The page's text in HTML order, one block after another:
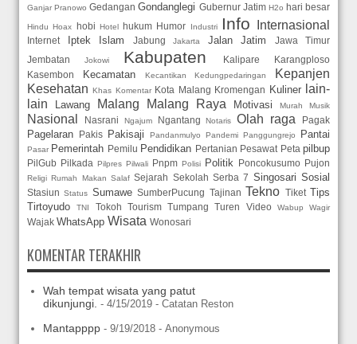
Ganjar Pranowo Gedangan Gondanglegi Gubernur Jatim H2o hari besar
Hindu Hoax hobi Hotel hukum Humor Industri Info Internasional
Internet Iptek Islam Jabung Jakarta Jalan Jatim
Jawa Timur
Jembatan
Jokowi Kabupaten Kalipare
Karangploso
Kasembon
Kecamatan Kecantikan Kedungpedaringan
Kepanjen
Kesehatan Khas Komentar Kota Malang Kromengan Kuliner
lain-
lain
Lawang Malang Malang Raya Motivasi Murah Musik
Nasional Nasrani Ngajum Ngantang Notaris Olah raga Pagak
Pagelaran Pakis Pakisaji Pandanmulyo Pandemi Panggungrejo Pantai
Pasar Pemerintah Pemilu Pendidikan Pertanian Pesawat Peta pilbup
PilGub Pilkada Pilpres Pilwali Pnpm Polisi Politik Poncokusumo Pujon
Religi Rumah Makan Salaf Sejarah Sekolah Serba 7 Singosari Sosial
Stasiun Status Sumawe SumberPucung Tajinan Tekno Tiket Tips
Tirtoyudo
TNI Tokoh Tourism Tumpang Turen Video Wabup Wagir
Wajak WhatsApp Wisata Wonosari
KOMENTAR TERAKHIR
Wah tempat wisata yang patut
dikunjungi. - 4/15/2019 - Catatan Reston
Mantapppp - 9/19/2018 - Anonymous